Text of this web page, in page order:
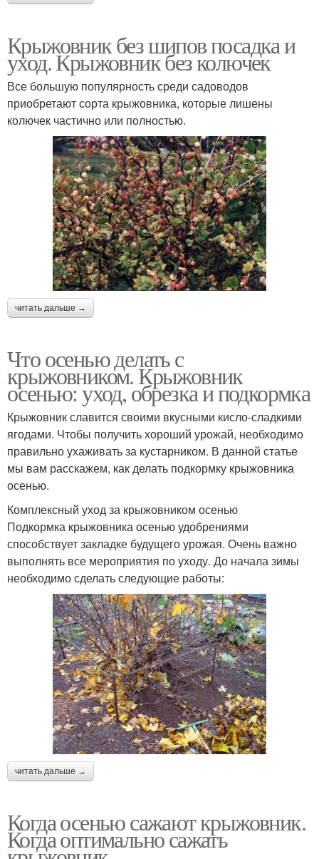
Крыжовник без шипов посадка и
уход. Крыжовник без колючек
Все большую популярность среди садоводов
приобретают сорта крыжовника, которые лишены
колючек частично или полностью.
читать дальше →
Что осенью делать с
крыжовником. Крыжовник
осенью: уход, обрезка и подкормка
Крыжовник славится своими вкусными кисло-сладкими
ягодами. Чтобы получить хороший урожай, необходимо
правильно ухаживать за кустарником. В данной статье
мы вам расскажем, как делать подкормку крыжовника
осенью.
Комплексный уход за крыжовником осенью
Подкормка крыжовника осенью удобрениями
способствует закладке будущего урожая. Очень важно
выполнять все мероприятия по уходу. До начала зимы
необходимо сделать следующие работы:
читать дальше →
Когда осенью сажают крыжовник.
Когда оптимально сажать